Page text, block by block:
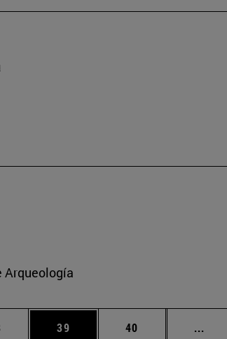
Arqueología
Use TAB para desplazarse.
Página
39 Página
40 ...